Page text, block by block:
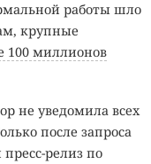
работы шло
крупные
100 миллионов
не уведомила всех
после запроса
релиз по